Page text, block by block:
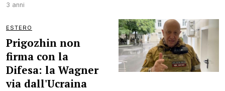
3 anni
ESTERO
Prigozhin non
firma con la
Difesa: la Wagner
via dall'Ucraina